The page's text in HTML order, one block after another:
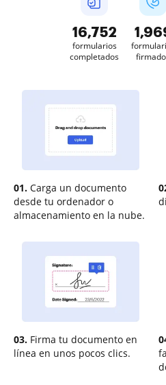
16,752
formularios
completados
01. Carga un documento
desde tu ordenador o
almacenamiento en la nube.
03. Firma tu documento en
línea en unos pocos clics.